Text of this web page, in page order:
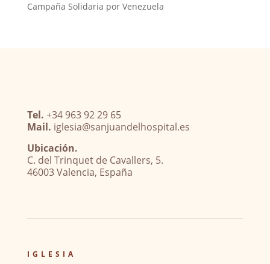
Campaña Solidaria por Venezuela
Tel. +34 963 92 29 65
Mail. iglesia@sanjuandelhospital.es
Ubicación.
C. del Trinquet de Cavallers, 5.
46003 Valencia, España
IGLESIA